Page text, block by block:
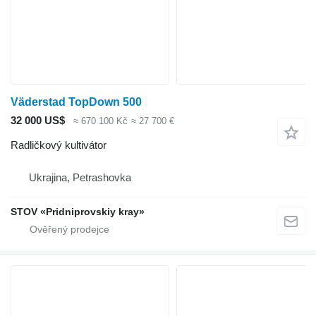
Väderstad TopDown 500
32 000 US$
≈ 670 100 Kč ≈ 27 700 €
Radličkový kultivátor
Ukrajina, Petrashovka
STOV «Pridniprovskiy kray»